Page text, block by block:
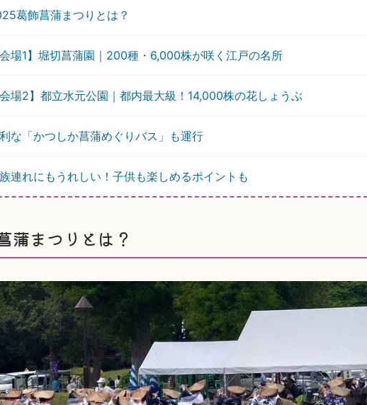
葛飾菖蒲まつりとは？
会場1】堀切菖蒲園｜200種・6,000株が咲く江戸の名所
会場2】都立水元公園｜都内最大級！14,000株の花しょうぶ
な「かつしか菖蒲めぐりバス」も運行
連れにもうれしい！子供も楽しめるポイントも
蒲まつりとは？